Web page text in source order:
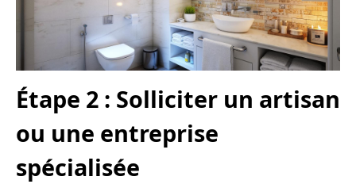
Étape 2 : Solliciter un artisan
ou une entreprise
spécialisée